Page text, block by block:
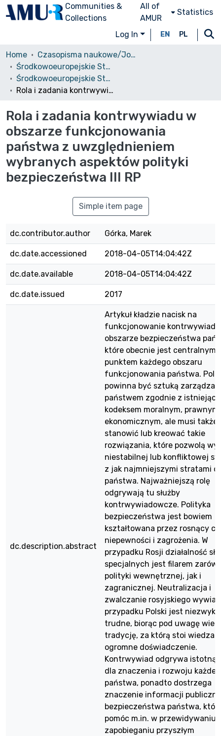
Communities &
Collections
All of
AMUR
Statistics
Log In EN PL
Home
Czasopisma naukowe/Journals
Środkowoeuropejskie Studia Polityczne i Medioznawcze
Środkowoeuropejskie Studia Polityczne, 2017, nr 2
Rola i zadania kontrwywiadu w obszarze funkcjonowania państwa z uwzględnieniem wybranych aspektów polityki bezpieczeństwa III RP
Rola i zadania kontrwywiadu w
obszarze funkcjonowania
państwa z uwzględnieniem
wybranych aspektów polityki
bezpieczeństwa III RP
Simple item page
dc.contributor.author Górka, Marek
dc.date.accessioned 2018-04-05T14:04:42Z
dc.date.available 2018-04-05T14:04:42Z
dc.date.issued 2017
dc.description.abstract
Artykuł kładzie nacisk na
funkcjonowanie
obszarze bezpieczeństwa
które obecnie jest centralnym
punktem każdego obszaru
funkcjonowania państwa.
powinna być sztuką
państwem zgodnie z
kodeksem moralnym, prawnym
ekonomicznym, ale musi także
stanowić lub kreować takie
rozwiązania, które pozwolą
niestabilnej lub konfliktowej
z jak najmniejszymi stratami
państwa. Najważniejszą rolę
odgrywają tu służby
kontrwywiadowcze. Polityka
bezpieczeństwa jest bowiem
kształtowana przez rosnący
niepewności i zagrożenia. W
przypadku Rosji działalność
specjalnych jest filarem
polityki wewnętrznej, jak i
zagranicznej. Neutralizacja i
zwalczanie rosyjskiego
przypadku Polski jest
trudne, biorąc pod uwagę
tradycję, za którą stoi wiedza i
ogromne doświadczenie.
Kontrwywiad odgrywa istotną
dla znaczenia i rozwoju
państwa, ponadto dostrzega
znaczenie informacji
bezpieczeństwa państwa,
pomóc m.in. w przewidywaniu i
zapobieganiu przyszłym